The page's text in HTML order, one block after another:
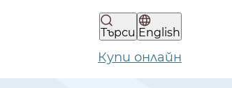
Търси English
Купи онлайн